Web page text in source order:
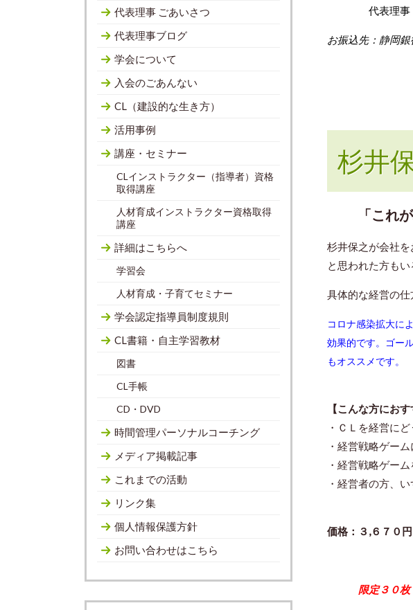
代表理
お振込先：静岡
杉井
「これが
杉井保之が会社
と思われた方も
具体的な経営の仕
コロナ感染拡大に
効果的です。ゴー
もオススメです。
【こんな方におす
・ＣＬを経営に
・経営戦略ゲー
・経営戦略ゲー
・ 経営者の方、
価格：３,６７０
限定３０枚
代表理事 ごあいさつ
代表理事ブログ
学会について
入会のごあんない
CL（建設的な生き方）
活用事例
講座・セミナー
CLインストラクター（指導者）資格
取得講座
人材育成インストラクター資格取得
講座
詳細はこちらへ
学習会
人材育成・子育てセミナー
学会認定指導員制度規則
CL書籍・自主学習教材
図書
CL手帳
CD・DVD
時間管理パーソナルコーチング
メディア掲載記事
これまでの活動
リンク集
個人情報保護方針
お問い合わせはこちら